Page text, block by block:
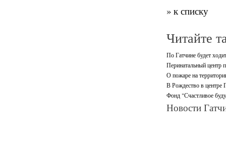
» к списку
Читайте
По Гатчине будет
Перинатальный центр
О пожаре на
В Рождество в центре
Фонд "Счастливое
Новости